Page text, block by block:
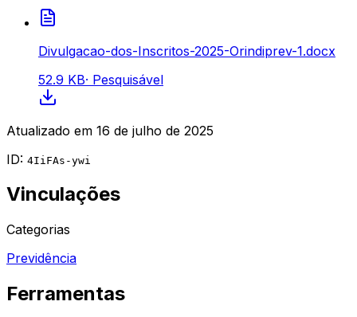
Divulgacao-dos-Inscritos-2025-Orindiprev-1.docx
52.9 KB· Pesquisável
Atualizado em 16 de julho de 2025
ID: 4IiFAs-ywi
Vinculações
Categorias
Previdência
Ferramentas